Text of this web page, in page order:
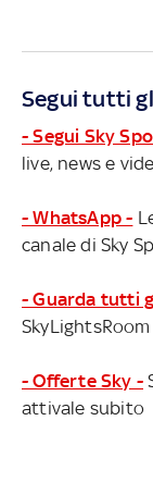
Segui tutti
- Segui Sky
live, news e
- WhatsApp -
canale di Sky
- Guarda tutti
SkyLightsRoom
- Offerte Sky -
attivale subito